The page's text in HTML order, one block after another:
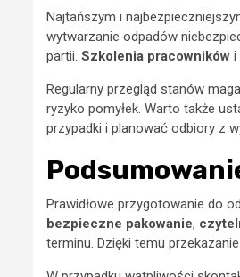
Najtańszym i
wytwarzanie odpadów
partii. Szkolenia pracowników i
Regularny przegląd stanów
ryzyko pomyłek. Warto także
przypadki i planować odbiory z
Prawidłowe przygotowanie do
bezpieczne pakowanie,
terminu. Dzięki temu